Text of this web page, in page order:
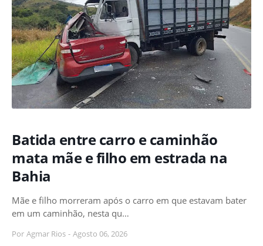
Batida entre carro e caminhão
mata mãe e filho em estrada na
Bahia
Mãe e filho morreram após o carro em que estavam bater
em um caminhão, nesta qu…
Por Agmar Rios - Agosto 06, 2026